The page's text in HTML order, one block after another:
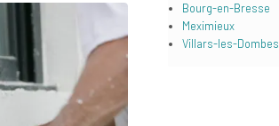
Bourg-en-Bresse
Meximieux
Villars-les-Dombes